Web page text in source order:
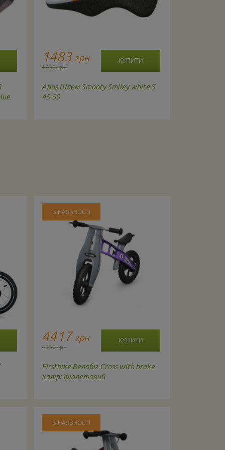
1483 грн
1630 грн
Abus Шлем Smooty Smiley white S
45-50
В НАЯВНОСТІ
4417грн
4650 грн
Firstbike Велобіг Cross with brake
колір: фіолетовий
В НАЯВНОСТІ